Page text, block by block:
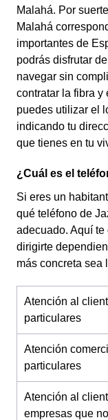
Malahá. Por
Malahá
importantes de
podrás disfrutar
navegar sin
contratar la fibra y
puedes utilizar el
indicando tu
que tienes en tu
¿Cuál es el
Si eres un
qué teléfono de
adecuado. Aquí
dirigirte
más concreta sea
Atención al
particulares
Atención
particulares
Atención al
empresas que